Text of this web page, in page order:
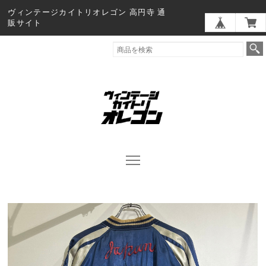
ヴィンテージカイトリオレゴン 高円寺 通
販サイト